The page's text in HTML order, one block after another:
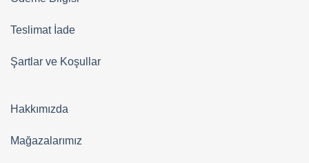
Teslimat İade
Şartlar ve Koşullar
Hakkımızda
Mağazalarımız